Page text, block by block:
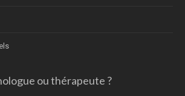
ou thérapeute ?